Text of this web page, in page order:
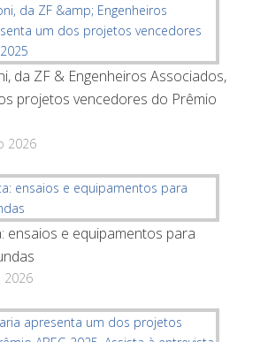
da ZF & Engenheiros Associados,
projetos vencedores do Prêmio
2026
ensaios e equipamentos para
2026